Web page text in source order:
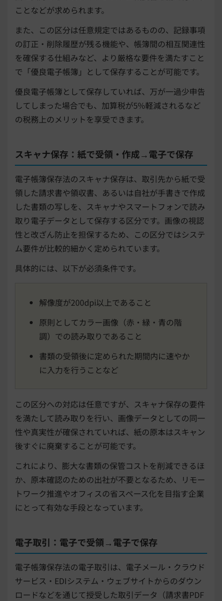
ことなどが求められます。
また、この区分は任意規定ではあるものの、記録事項
の訂正・削除履歴が残る機能や、帳簿間の相互関連性
を確保する仕組みなど、より厳格な要件を満たすこと
で「優良電子帳簿」として保存することが可能です。
優良電子帳簿として保存していれば、万が一過少申告
してしまった場合でも、加算税が5%軽減されるなど
の税務上のメリットを享受できます。
スキャナ保存：紙で受領・作成→電子で保存
電子帳簿保存法のスキャナ保存は、取引先から紙で受
領した請求書や領収書、あるいは自社が手書きで作成
した書類の写しを、スキャナやスマートフォンで読み
取り電子データとして保存する区分です。画像の視認
性と改ざん防止を担保するため、この区分ではシステ
ム要件が比較的細かく定められています。
具体的には、以下が必須条件です。
解像度が200dpi以上であること
原則としてカラー画像（赤・緑・青の階
調）での読み取りであること
書類の受領後に定められた期間内に速やか
に入力を行うことなど
この区分への対応は任意ですが、スキャナ保存の要件
を満たして読み取りを行い、画像データとしての同一
性や真実性が確保されていれば、紙の原本はスキャン
後すぐに廃棄することが可能です。
これにより、膨大な書類の保管コストを削減できるほ
か、原本確認のための出社が不要となるため、リモー
トワーク推進やオフィスの省スペース化を目指す企業
にとって有効な手段となっています。
電子取引：電子で受領→電子で保存
電子帳簿保存法の電子取引は、電子メール・クラウド
サービス・EDIシステム・ウェブサイトからのダウン
ロードなどを通じて授受した取引データ（請求書PDF